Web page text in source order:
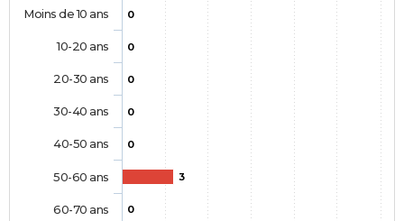
0
0
0
0
0
3
0
Moins de 10 ans
10-20 ans
20-30 ans
30-40 ans
40-50 ans
50-60 ans
60-70 ans